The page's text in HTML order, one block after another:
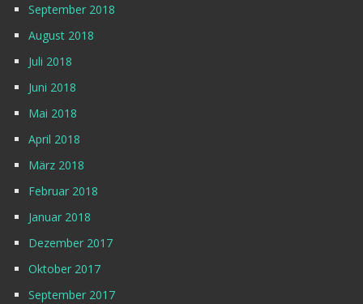
September 2018
August 2018
Juli 2018
Juni 2018
Mai 2018
April 2018
März 2018
Februar 2018
Januar 2018
Dezember 2017
Oktober 2017
September 2017